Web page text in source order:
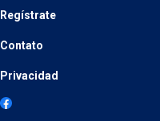
Regístrate
Contato
Privacidad